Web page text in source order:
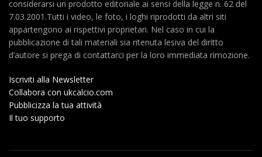
considerarsi un prodotto editoriale ai sensi della legge n. 62 del
7.03.2001.Tutti i video, le foto, i loghi riprodotti da altri siti
appartengono ai rispettivi proprietari. Nel caso in cui la
pubblicazione di tali materiali sia ritenuta lesiva del diritto
d’autore si prega di contattarci per la loro immediata rimozione.
Iscriviti alla Newsletter
Collabora con ukcalcio.com
Pubblicizza la tua attività
Il tuo supporto